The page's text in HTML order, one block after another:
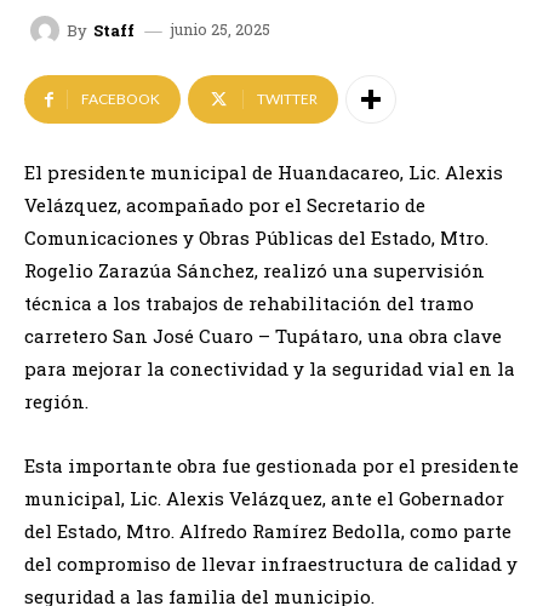
By Staff junio 25, 2025
FACEBOOK TWITTER
El presidente municipal de Huandacareo, Lic. Alexis
Velázquez, acompañado por el Secretario de
Comunicaciones y Obras Públicas del Estado, Mtro.
Rogelio Zarazúa Sánchez, realizó una supervisión
técnica a los trabajos de rehabilitación del tramo
carretero San José Cuaro – Tupátaro, una obra clave
para mejorar la conectividad y la seguridad vial en la
región.
Esta importante obra fue gestionada por el presidente
municipal, Lic. Alexis Velázquez, ante el Gobernador
del Estado, Mtro. Alfredo Ramírez Bedolla, como parte
del compromiso de llevar infraestructura de calidad y
seguridad a las familia del municipio.